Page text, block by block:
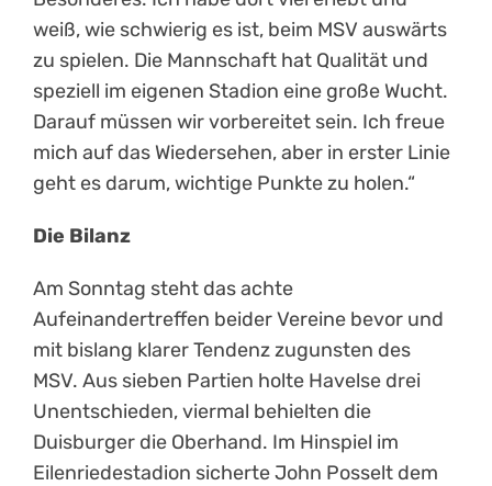
weiß, wie schwierig es ist, beim MSV auswärts
zu spielen. Die Mannschaft hat Qualität und
speziell im eigenen Stadion eine große Wucht.
Darauf müssen wir vorbereitet sein. Ich freue
mich auf das Wiedersehen, aber in erster Linie
geht es darum, wichtige Punkte zu holen.“
Die Bilanz
Am Sonntag steht das achte
Aufeinandertreffen beider Vereine bevor und
mit bislang klarer Tendenz zugunsten des
MSV. Aus sieben Partien holte Havelse drei
Unentschieden, viermal behielten die
Duisburger die Oberhand. Im Hinspiel im
Eilenriedestadion sicherte John Posselt dem